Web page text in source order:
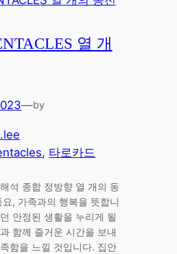
열 개
—by
, 타로카드
석 종합 정방향 열 개의 동
, 가족과의 행복을 뜻합니
안정된 생활을 누리게 될
함께 즐거운 시간을 보내
함을 느낄 것입니다. 집안